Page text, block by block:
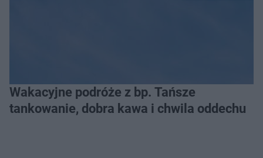
Wakacyjne podróże z bp. Tańsze
tankowanie, dobra kawa i chwila oddechu